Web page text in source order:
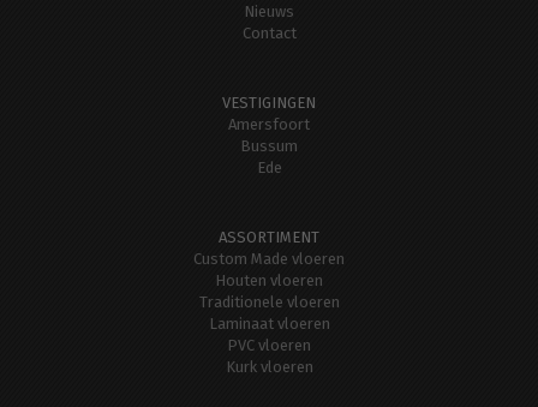
Nieuws
Contact
VESTIGINGEN
Amersfoort
Bussum
Ede
ASSORTIMENT
Custom Made vloeren
Houten vloeren
Traditionele vloeren
Laminaat vloeren
PVC vloeren
Kurk vloeren